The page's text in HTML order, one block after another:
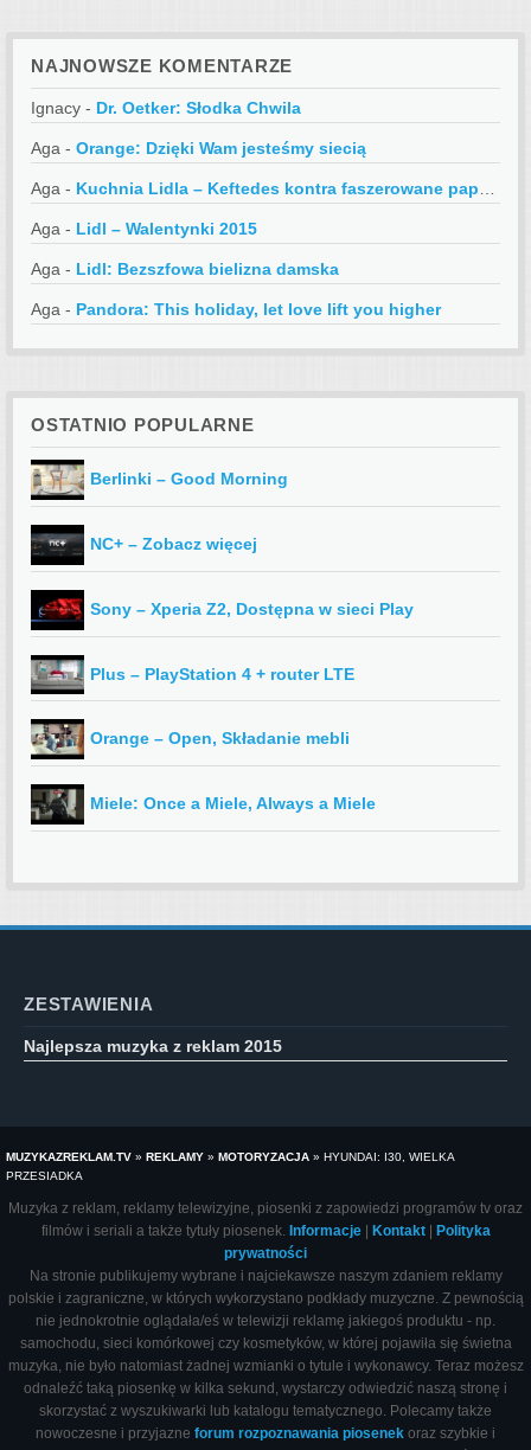
NAJNOWSZE KOMENTARZE
Ignacy - Dr. Oetker: Słodka Chwila
Aga - Orange: Dzięki Wam jesteśmy siecią
Aga - Kuchnia Lidla – Keftedes kontra faszerowane papryczki
Aga - Lidl – Walentynki 2015
Aga - Lidl: Bezszfowa bielizna damska
Aga - Pandora: This holiday, let love lift you higher
OSTATNIO POPULARNE
Berlinki – Good Morning
NC+ – Zobacz więcej
Sony – Xperia Z2, Dostępna w sieci Play
Plus – PlayStation 4 + router LTE
Orange – Open, Składanie mebli
Miele: Once a Miele, Always a Miele
ZESTAWIENIA
Najlepsza muzyka z reklam 2015
MUZYKAZREKLAM.TV » REKLAMY » MOTORYZACJA » HYUNDAI: I30, WIELKA
PRZESIADKA
Muzyka z reklam, reklamy telewizyjne, piosenki z zapowiedzi programów tv oraz
filmów i seriali a także tytuły piosenek. Informacje| Kontakt| Polityka
prywatności
Na stronie publikujemy wybrane i najciekawsze naszym zdaniem reklamy
polskie i zagraniczne, w których wykorzystano podkłady muzyczne. Z pewnością
nie jednokrotnie oglądała/eś w telewizji reklamę jakiegoś produktu - np.
samochodu, sieci komórkowej czy kosmetyków, w której pojawiła się świetna
muzyka, nie było natomiast żadnej wzmianki o tytule i wykonawcy. Teraz możesz
odnaleźć taką piosenkę w kilka sekund, wystarczy odwiedzić naszą stronę i
skorzystać z wyszukiwarki lub katalogu tematycznego. Polecamy także
nowoczesne i przyjazne forum rozpoznawania piosenek oraz szybkie i